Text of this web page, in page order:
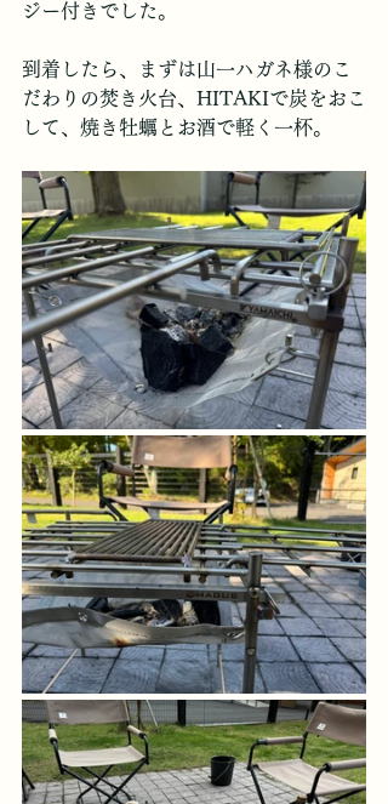
ジー付きでした。
到着したら、まずは山一ハガネ様のこ
だわりの焚き火台、HITAKIで炭をおこ
して、焼き牡蠣とお酒で軽く一杯。